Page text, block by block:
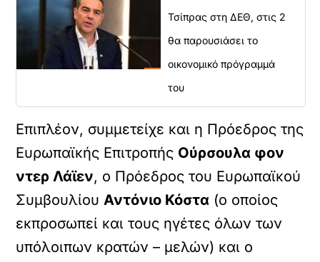
Τσίπρας στη ΔΕΘ, στις 2
θα παρουσιάσει το
οικονομικό πρόγραμμά
του
Επιπλέον, συμμετείχε και η Πρόεδρος της
Ευρωπαϊκής Επιτροπής Ούρσουλα φον
ντερ Λάϊεν, ο Πρόεδρος του Ευρωπαϊκού
ΣυμβουλίουΑντόνιο Κόστα (ο οποίος
εκπροσωπεί και τους ηγέτες όλων των
υπόλοιπων κρατών – μελών) και ο